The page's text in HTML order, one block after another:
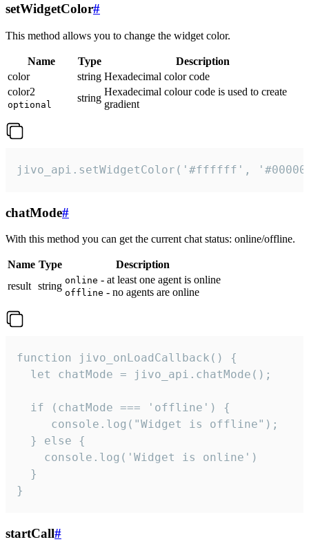
setWidgetColor#
This method allows you to change the widget color.
Name Type
Description
color
string Hexadecimal color code
color2
optional
string
Hexadecimal colour code is used to create
gradient
jivo_api.setWidgetColor('#ffffff',
chatMode#
With this method you can get the current chat status: online/offline.
Name Type
Description
result string online - at least one agent is online
offline - no agents are online
function jivo_onLoadCallback() {
  let chatMode = jivo_api.chatMode();
  if (chatMode === 'offline') {
     console.log("Widget is offline");
  } else {
    console.log('Widget is online')
  }
}
startCall#